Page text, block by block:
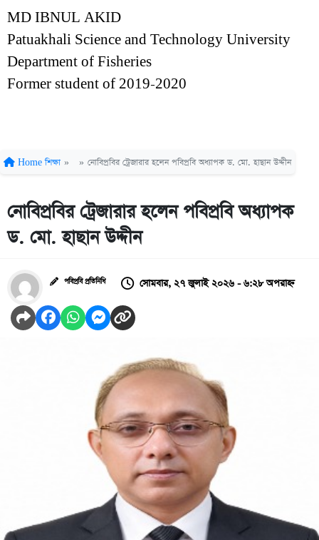
MD IBNUL AKID
Patuakhali Science and Technology University
Department of Fisheries
Former student of 2019-2020
Home শিক্ষা » » নোবিপ্রবির ট্রেজারার হলেন পবিপ্রবি অধ্যাপক ড. মো. হাছান উদ্দীন
নোবিপ্রবির ট্রেজারার হলেন পবিপ্রবি অধ্যাপক
ড. মো. হাছান উদ্দীন
পবিপ্রবি প্রতিনিধি সোমবার, ২৭ জুলাই ২০২৬ - ৬:২৮ অপরাহ্ন